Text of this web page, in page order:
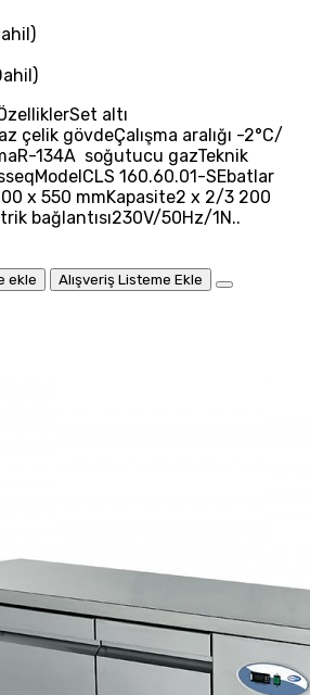
altı
çelik gövdeÇalışma aralığı -2°C/
134A soğutucu gazTeknik
160.60.01-SEbatlar
x 550 mmKapasite2 x 2/3 200
bağlantısı230V/50Hz/1N..
ekle
Alışveriş Listeme Ekle